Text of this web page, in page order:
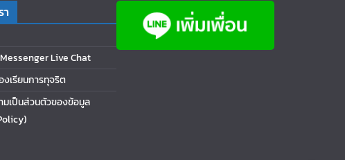
า
Live Chat
งเรียนการทุจริต
มเป็นส่วนตัวของข้อมูล